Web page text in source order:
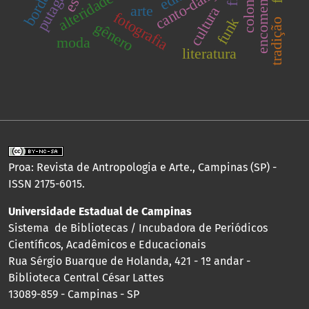
alteridadefotografia cultura
arte
gênero literatura
moda funk tradição
Proa: Revista de Antropologia e Arte., Campinas (SP) -
ISSN 2175-6015.
Universidade Estadual de Campinas
Sistema de Bibliotecas / Incubadora de Periódicos
Científicos, Acadêmicos e Educacionais
Rua Sérgio Buarque de Holanda, 421 - 1º andar -
Biblioteca Central César Lattes
13089-859 - Campinas - SP